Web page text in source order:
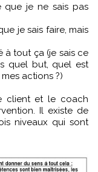
que je ne sais pas
je sais faire, mais
à tout ça (je sais ce
quel but, quel est
actions ?)
client et le coach
Il existe de
niveaux qui sont